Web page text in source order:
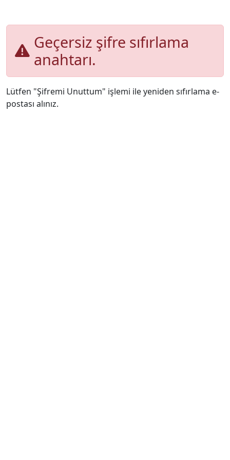
Geçersiz şifre sıfırlama
anahtarı.
Lütfen "Şifremi Unuttum" işlemi ile yeniden sıfırlama e-
postası alınız.